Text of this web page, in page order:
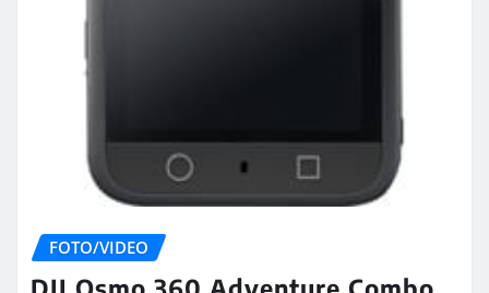
FOTO/VIDEO